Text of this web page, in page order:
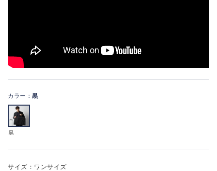
カラー： 黒
黒
サイズ：ワンサイズ